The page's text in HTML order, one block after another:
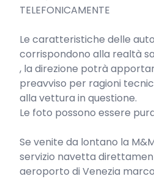
TELEFONICAMENTE
Le caratteristiche delle
corrispondono alla realtà
, la direzione potrà
preavviso per ragioni
alla vettura in questione.
Le foto possono essere
Se venite da lontano la
servizio navetta
aeroporto di Venezia